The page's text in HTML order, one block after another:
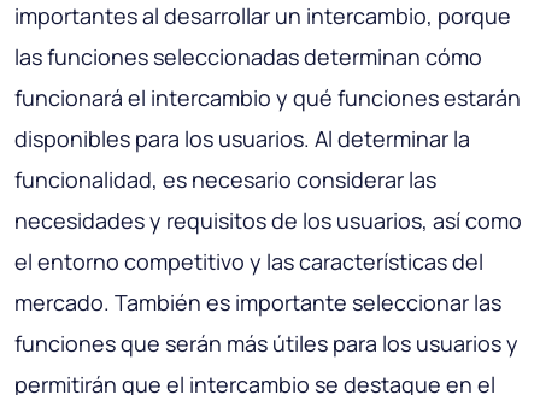
importantes al desarrollar un intercambio, porque
las funciones seleccionadas determinan cómo
funcionará el intercambio y qué funciones estarán
disponibles para los usuarios. Al determinar la
funcionalidad, es necesario considerar las
necesidades y requisitos de los usuarios, así como
el entorno competitivo y las características del
mercado. También es importante seleccionar las
funciones que serán más útiles para los usuarios y
permitirán que el intercambio se destaque en el